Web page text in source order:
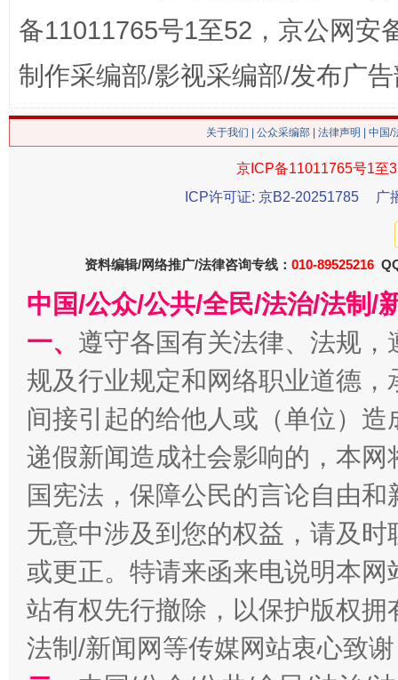
这是一记警钟！ 谢
今
习近平的博鳌关键词
备11011765号1至52，京公网安
制作采编部/影视采编部/发布广
关于我们 公众采编部 法律声明 | 中国
京ICP备11011765号1至
ICP许可证: 京B2-20251785
广
资料编辑/网络推广/法律咨询专线： 010-89525216
中国/公众/公共/全民/法治/法制/
一、 遵守各国有关法律、法规
规及行业规定和网络职业道德
间接引起的给他人或（单位）
递假新闻造成社会影响的，本
国宪法，保障公民的言论自由
无意中涉及到您的权益，请及
或更正。特请来函来电说明本
站有权先行撤除，以保护版权
法制/新闻网等传媒网站衷心致